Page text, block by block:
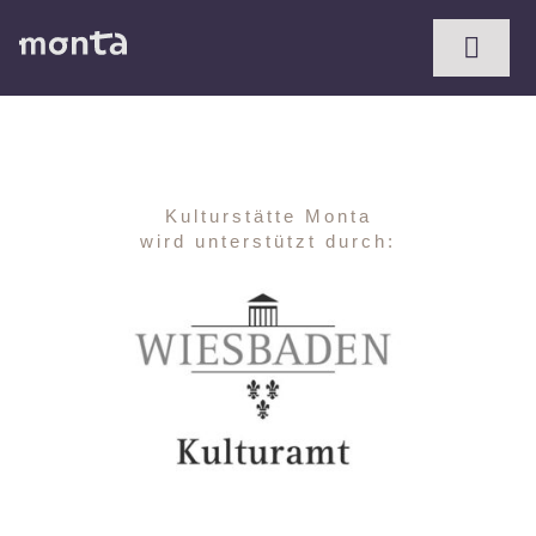
Inhalt
Kulturstätte Monta
wird unterstützt durch: